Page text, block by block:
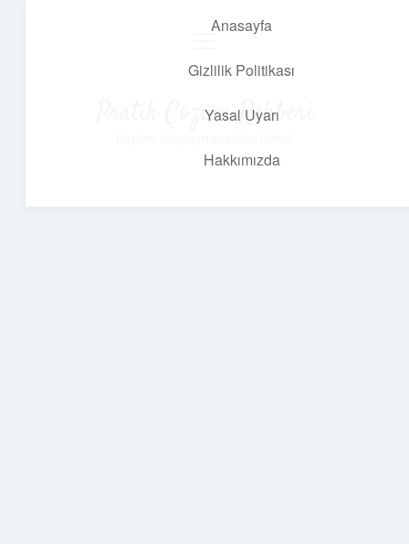
Anasayfa
Gizlilik Politikası
Yasal Uyarı
Hakkımızda
Pratik Çözüm Rehberi